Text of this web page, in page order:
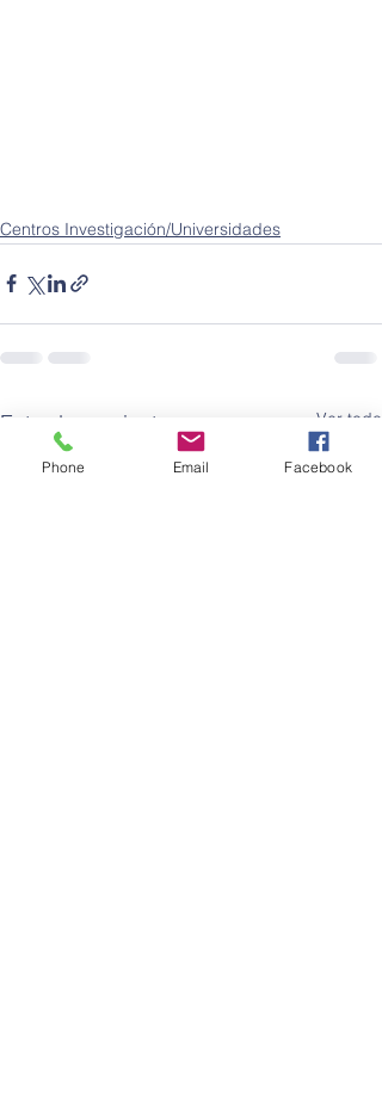
Centros Investigación/Universidades
Entradas recientes Ver todo
Phone Email Facebook